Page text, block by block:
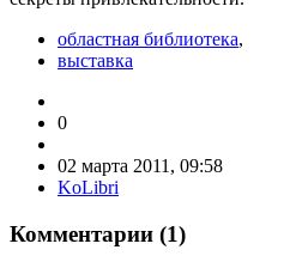
областная библиотека,
выставка
0
02 марта 2011, 09:58
KoLibri
Комментарии (1)